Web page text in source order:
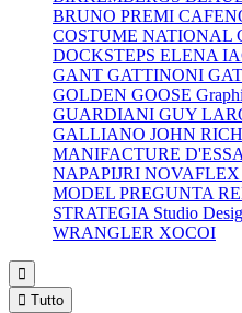
BRUNO PREMI
COSTUME NATIONAL
DOCKSTEPS ELENA
GANT GATTINONI
GOLDEN GOOSE
GUARDIANI GUY
GALLIANO JOHN
MANIFACTURE
NAPAPIJRI NOVAFLEX
MODEL PREGUNTA
STRATEGIA Studio
WRANGLER XOCOI

 Tutto